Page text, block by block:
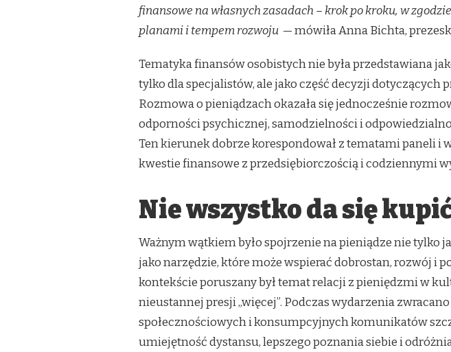
finansowe na własnych zasadach – krok po kroku, w
planami i tempem rozwoju — mówiła Anna Bichta,
Tematyka finansów osobistych nie była przedstawiana
tylko dla specjalistów, ale jako część decyzji dotyczących
Rozmowa o pieniądzach okazała się jednocześnie
odporności psychicznej, samodzielności i
Ten kierunek dobrze korespondował z tematami paneli i
kwestie finansowe z przedsiębiorczością i codziennymi
Nie wszystko da się
Ważnym wątkiem było spojrzenie na pieniądze nie tylko
jako narzędzie, które może wspierać dobrostan, rozwój i
kontekście poruszany był temat relacji z pieniędzmi w
nieustannej presji „więcej”. Podczas wydarzenia
społecznościowych i konsumpcyjnych komunikatów
umiejętność dystansu, lepszego poznania siebie i